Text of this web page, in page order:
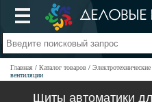
Главная Каталог товаров
вентиляции
Щиты автоматики